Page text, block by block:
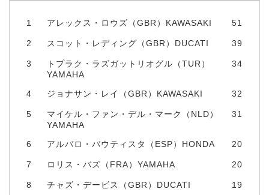
1 アレックス・ロウズ（GBR）KAWASAKI 51
2 スコット・レディング（GBR）DUCATI 39
3
トプラク・ラズガットリオグル（TUR）
YAMAHA
34
4 ジョナサン・レイ（GBR）KAWASAKI 32
5
マイケル・ファン・デル・マーク（NLD）
YAMAHA
31
6 アルバロ・バウティスタ（ESP）HONDA 20
7 ロリス・バズ（FRA）YAMAHA 20
8 チャズ・デービス（GBR）DUCATI 19